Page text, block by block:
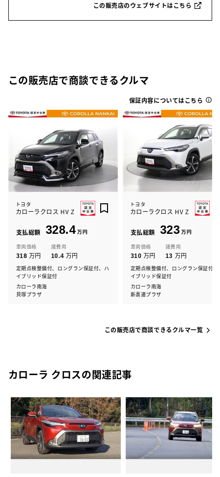
この販売店のウェブサイトはこちら
この販売店で商談できるクルマ
保証内容についてはこちら
トヨタ
カローラクロス HV Z
支払総額 328.4万円
車両価格
318 万円
諸費用
10.4 万円
定期点検整備付、ロングラン保証付、ハ
イブリッド保証付
カローラ南海
貝塚プラザ
トヨタ
カローラクロス HV Z
支払総額 323 万円
車両価格
310 万円
諸費用
13 万円
定期点検整備付、ロングラン保証付、
イブリッド保証付
カローラ南海
新喜連プラザ
この販売店で商談できるクルマ一覧
カローラ クロスの関連記事